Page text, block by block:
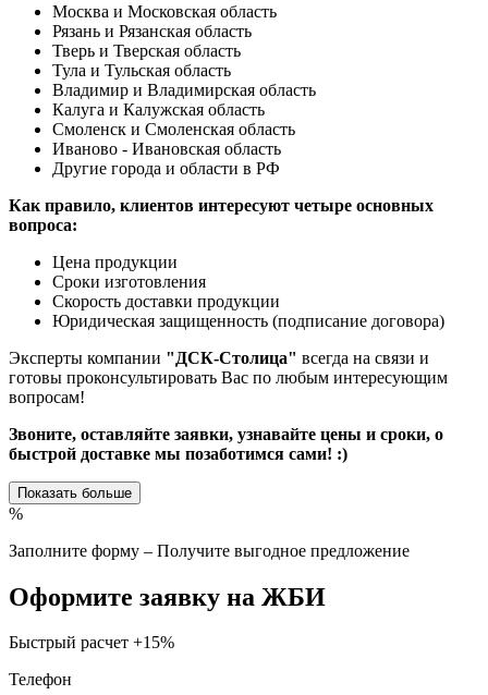
Москва и Московская область
Рязань и Рязанская область
Тверь и Тверская область
Тула и Тульская область
Владимир и Владимирская область
Калуга и Калужская область
Смоленск и Смоленская область
Иваново - Ивановская область
Другие города и области в РФ
Как правило, клиентов интересуют четыре основных
вопроса:
Цена продукции
Сроки изготовления
Скорость доставки продукции
Юридическая защищенность (подписание договора)
Эксперты компании "ДСК-Столица" всегда на связи и
готовы проконсультировать Вас по любым интересующим
вопросам!
Звоните, оставляйте заявки, узнавайте цены и сроки, о
быстрой доставке мы позаботимся сами! :)
Показать больше
%
Заполните форму – Получите выгодное предложение
Оформите заявку на ЖБИ
Быстрый расчет +15%
Телефон